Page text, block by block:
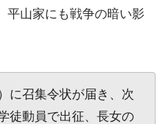
平山家にも戦争の暗い影
に召集令状が届き、次
徒動員で出征、長女の